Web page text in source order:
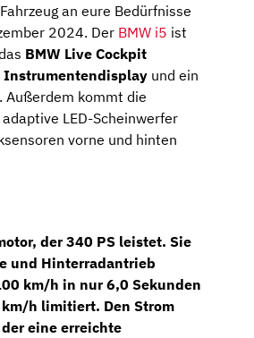
an eure Bedürfnisse
2024. Der BMW i5 ist
BMW Live Cockpit
Instrumentendisplay und ein
Außerdem kommt die
adaptive LED-Scheinwerfer
vorne und hinten
der340 PS leistet. Sie
und Hinterradantrieb
km/h in nur 6,0 Sekunden
h limitiert. Den Strom
eine erreichte